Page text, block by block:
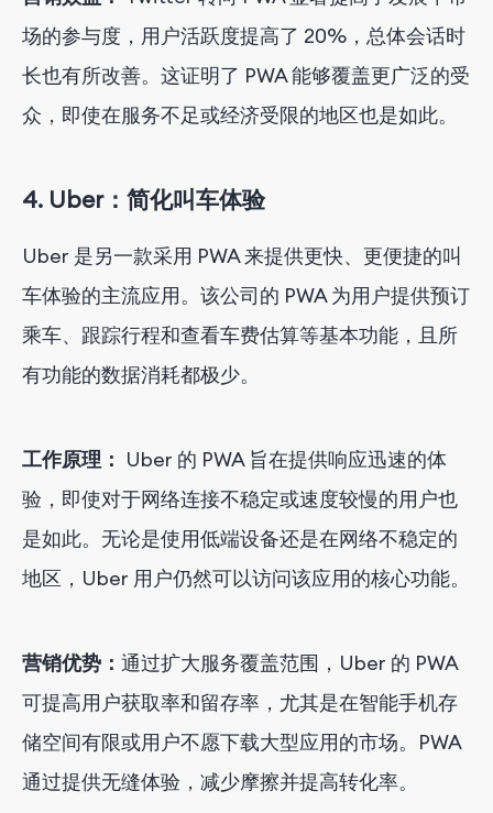
场的参与度，用户活跃度提高了 20%，总体会话时
长也有所改善。这证明了 PWA 能够覆盖更广泛的受
众，即使在服务不足或经济受限的地区也是如此。
4. Uber：简化叫车体验
Uber 是另一款采用 PWA 来提供更快、更便捷的叫
车体验的主流应用。该公司的 PWA 为用户提供预订
乘车、跟踪行程和查看车费估算等基本功能，且所
有功能的数据消耗都极少。
工作原理： Uber 的 PWA 旨在提供响应迅速的体
验，即使对于网络连接不稳定或速度较慢的用户也
是如此。无论是使用低端设备还是在网络不稳定的
地区，Uber 用户仍然可以访问该应用的核心功能。
营销优势： 通过扩大服务覆盖范围，Uber 的 PWA
可提高用户获取率和留存率，尤其是在智能手机存
储空间有限或用户不愿下载大型应用的市场。PWA
通过提供无缝体验，减少摩擦并提高转化率。